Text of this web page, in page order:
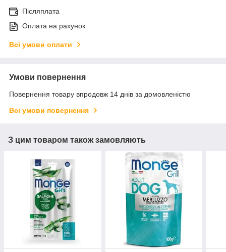
Післяплата
Оплата на рахунок
Всі умови оплати
Умови повернення
Повернення товару впродовж 14 днів за домовленістю
Всі умови повернення
З цим товаром також замовляють